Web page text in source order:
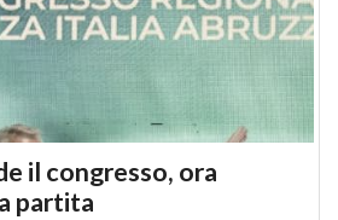
il congresso, ora
partita